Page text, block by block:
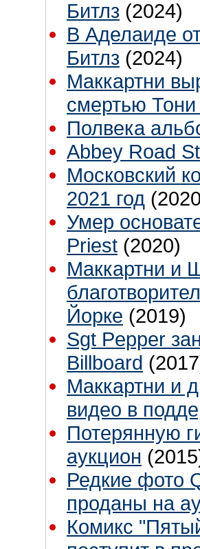
Битлз (2024)
В Аделаиде
Битлз (2024)
Маккартни
смертью
Полвека
Abbey Road
Московский
2021 год
Умер
Priest (2020)
Маккартни и
Йорке (2019)
Sgt Pepper
Billboard
Маккартни и
видео в
Потерянную
аукцион
Редкие фото
проданы на
Комикс